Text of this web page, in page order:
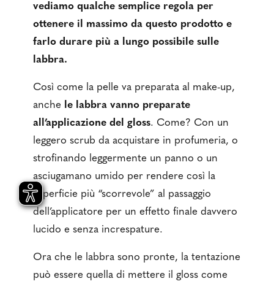
vediamo qualche semplice regola per
ottenere il massimo da questo prodotto e
farlo durare più a lungo possibile sulle
labbra.
Così come la pelle va preparata al make-up,
anche le labbra vanno preparate
all’applicazione del gloss. Come? Con un
leggero scrub da acquistare in profumeria, o
strofinando leggermente un panno o un
asciugamano umido per rendere così la
superficie più “scorrevole” al passaggio
dell’applicatore per un effetto finale davvero
lucido e senza increspature.
Ora che le labbra sono pronte, la tentazione
può essere quella di mettere il gloss come